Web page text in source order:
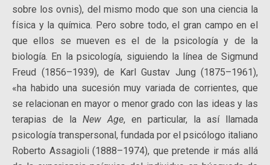
sobre los ovnis), del mismo modo que son una ciencia la
física y la química. Pero sobre todo, el gran campo en el
que ellos se mueven es el de la psicología y de la
biología. En la psicología, siguiendo la línea de Sigmund
Freud (1856–1939), de Karl Gustav Jung (1875–1961),
«ha habido una sucesión muy variada de corrientes, que
se relacionan en mayor o menor grado con las ideas y las
terapias de la New Age, en particular, la así llamada
psicología transpersonal, fundada por el psicólogo italiano
Roberto Assagioli (1888–1974), que pretende ir más allá